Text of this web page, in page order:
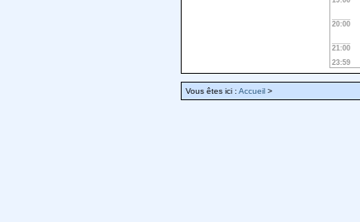
20:00
21:00
23:59
Vous êtes ici : Accueil >